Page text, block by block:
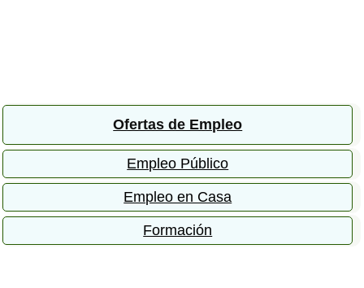
Ofertas de Empleo
Empleo Público
Empleo en Casa
Formación